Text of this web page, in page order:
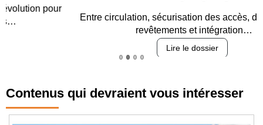
Entre circulation, sécurisation des accès, durabilité des
revêtements et intégration…
Contenus qui devraient vous intéresser